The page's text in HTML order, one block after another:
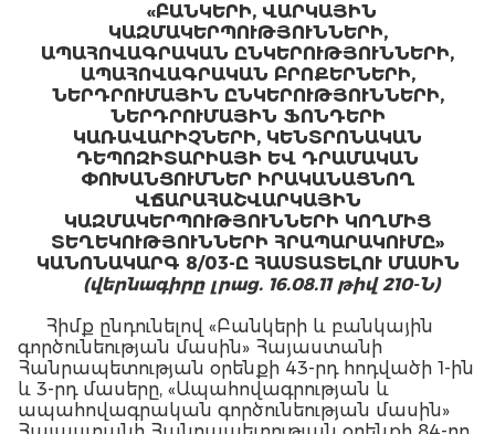
«ԲԱՆԿԵՐԻ, ՎԱՐԿԱՅԻՆ
ԿԱԶՄԱԿԵՐՊՈՒԹՅՈՒՆՆԵՐԻ,
ԱՊԱՀՈՎԱԳՐԱԿԱՆ ԸՆԿԵՐՈՒԹՅՈՒՆՆԵՐԻ,
ԱՊԱՀՈՎԱԳՐԱԿԱՆ ԲՐՈՔԵՐՆԵՐԻ,
ՆԵՐԴՐՈՒՄԱՅԻՆ ԸՆԿԵՐՈՒԹՅՈՒՆՆԵՐԻ,
ՆԵՐԴՐՈՒՄԱՅԻՆ ՖՈՆԴԵՐԻ
ԿԱՌԱՎԱՐԻՉՆԵՐԻ, ԿԵՆՏՐՈՆԱԿԱՆ
ԴԵՊՈԶԻՏԱՐԻԱՅԻ ԵՎ ԴՐԱՄԱԿԱՆ
ՓՈԽԱՆՑՈՒՄՆԵՐ ԻՐԱԿԱՆԱՑՆՈՂ
ՎՃԱՐԱՀԱՇՎԱՐԿԱՅԻՆ
ԿԱԶՄԱԿԵՐՊՈՒԹՅՈՒՆՆԵՐԻ ԿՈՂՄԻՑ
ՏԵՂԵԿՈՒԹՅՈՒՆՆԵՐԻ ՀՐԱՊԱՐԱԿՈՒՄԸ»
ԿԱՆՈՆԱԿԱՐԳ 8/03-Ը ՀԱՍՏԱՏԵԼՈՒ ՄԱՍԻՆ
(վերնագիրը լրաց. 16.08.11 թիվ 210-Ն)
Հիմք ընդունելով «Բանկերի և բանկային
գործունեության մասին» Հայաստանի
Հանրապետության օրենքի 43-րդ հոդվածի 1-ին
և 3-րդ մասերը, «Ապահովագրության և
ապահովագրական գործունեության մասին»
Հայաստանի Հանրապետության օրենքի 84-րդ